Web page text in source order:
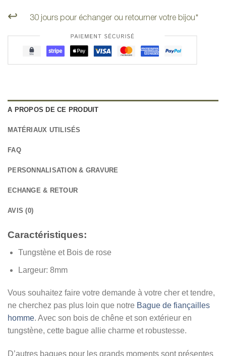
↩️ 30 jours pour échanger ou retourner votre bijou*
A PROPOS DE CE PRODUIT
MATÉRIAUX UTILISÉS
FAQ
PERSONNALISATION & GRAVURE
ECHANGE & RETOUR
AVIS (0)
Caractéristiques:
Tungstène et Bois de rose
Largeur: 8mm
Vous souhaitez faire votre demande à votre cher et tendre,
ne cherchez pas plus loin que notre Bague de fiançailles
homme. Avec son bois de chêne et son extérieur en
tungstène, cette bague allie charme et robustesse.
D’autres bagues pour les grands moments sont présentes